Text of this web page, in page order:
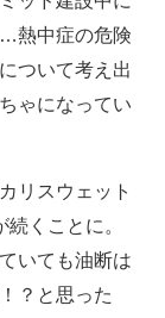
熱中症の危険
ついて考え出
ゃになってい
リスウェット
くことに。
いても油断は
？と思った